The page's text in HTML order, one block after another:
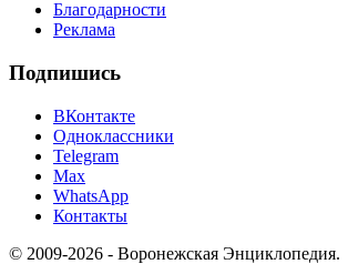
Благодарности
Реклама
Подпишись
ВКонтакте
Одноклассники
Telegram
Max
WhatsApp
Контакты
© 2009-2026 - Воронежская Энциклопедия.